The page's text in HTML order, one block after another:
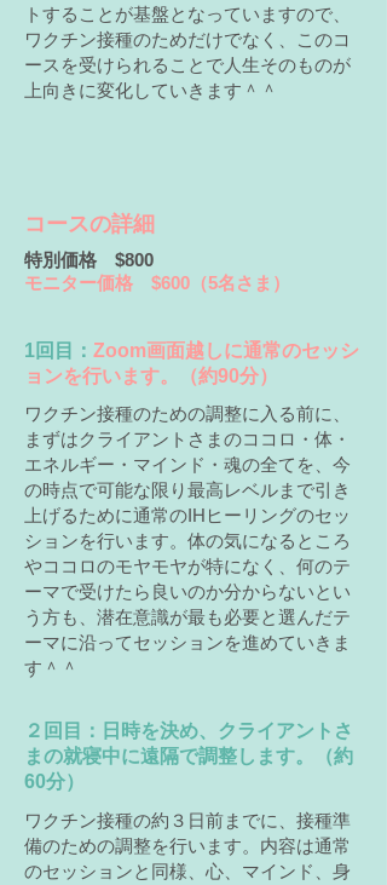
トすることが基盤となっていますので、
ワクチン接種のためだけでなく、このコ
ースを受けられることで人生そのものが
上向きに変化していきます＾＾
コースの詳細
特別価格 $800
モニター価格 $600（5名さま）
​1回目： Zoom画面越しに通常のセッシ
ョンを行います。（約90分）
ワクチン接種のための調整に入る前に、
まずはクライアントさまのココロ・体・
エネルギー・マインド・魂の全てを、今
の時点で可能な限り最高レベルまで引き
上げるために通常のIHヒーリングのセッ
ションを行います。体の気になるところ
やココロのモヤモヤが特になく、何のテ
ーマで受けたら良いのか分からないとい
う方も、潜在意識が最も必要と選んだテ
ーマに沿ってセッションを進めていきま
す＾＾
​２回目：日時を決め、クライアントさ
まの就寝中に遠隔で調整します。（約
60分）
ワクチン接種の約３日前までに、接種準
備のための調整を行います。内容は通常
のセッションと同様、心、マインド、身